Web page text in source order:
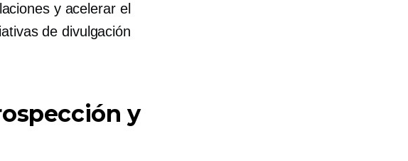
y acelerar el
de divulgación
y